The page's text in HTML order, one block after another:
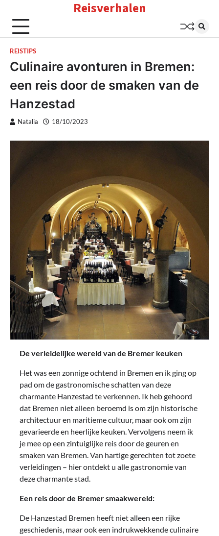
content
Reisverhalen
REISTIPS
Culinaire avonturen in Bremen:
een reis door de smaken van de
Hanzestad
Natalia 18/10/2023
De verleidelijke wereld van de Bremer keuken
Het was een zonnige ochtend in Bremen en ik ging op
pad om de gastronomische schatten van deze
charmante Hanzestad te verkennen. Ik heb gehoord
dat Bremen niet alleen beroemd is om zijn historische
architectuur en maritieme cultuur, maar ook om zijn
gevarieerde en heerlijke keuken. Vervolgens neem ik
je mee op een zintuiglijke reis door de geuren en
smaken van Bremen. Van hartige gerechten tot zoete
verleidingen – hier ontdekt u alle gastronomie van
deze charmante stad.
Een reis door de Bremer smaakwereld:
De Hanzestad Bremen heeft niet alleen een rijke
geschiedenis, maar ook een indrukwekkende culinaire